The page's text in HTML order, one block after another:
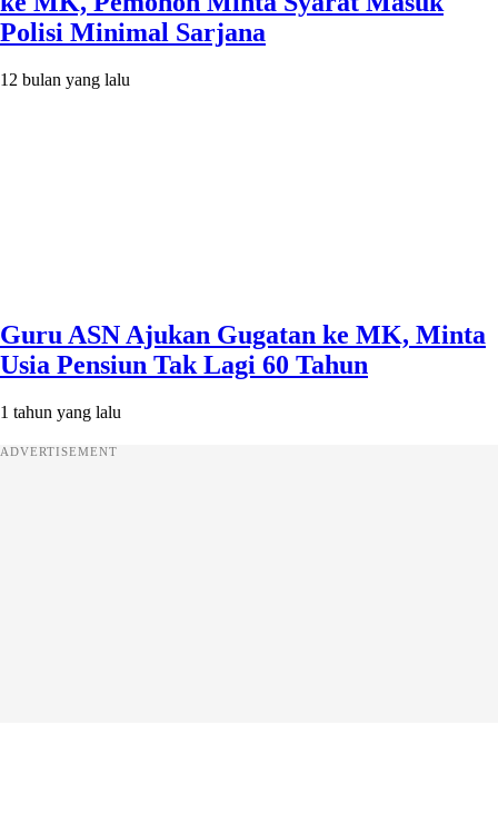
Polisi Minimal Sarjana
12 bulan yang lalu
Guru ASN Ajukan Gugatan ke MK, Minta
Usia Pensiun Tak Lagi 60 Tahun
1 tahun yang lalu
ADVERTISEMENT